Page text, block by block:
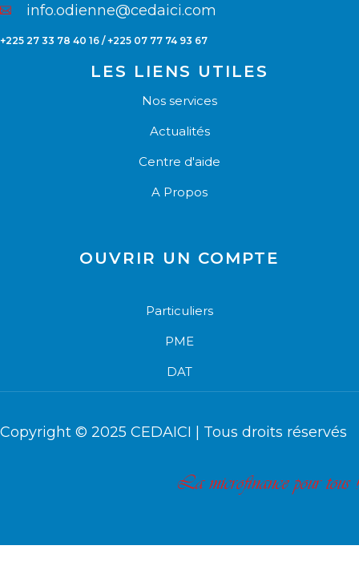
info.odienne@cedaici.com
+225 27 33 78 40 16 / +225 07 77 74 93 67
LES LIENS UTILES
Nos services
Actualités
Centre d'aide
A Propos
OUVRIR UN COMPTE
Particuliers
PME
DAT
Copyright © 2025 CEDAICI | Tous droits réservés
La microfinance pour tous !